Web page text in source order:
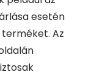
esetén
Az